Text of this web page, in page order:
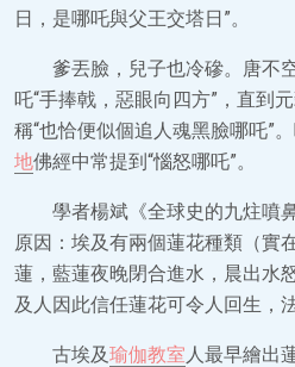
日，是哪吒與父王交塔日”。
爹丟臉，兒子也冷磣。唐不
吒“手捧戟，惡眼向四方”，直到
稱“也恰便似個追人魂黑臉哪吒”
地佛經中常提到“惱怒哪吒”。
學者楊斌《全球史的九炷噴
原因：埃及有兩個蓮花種類（實
蓮，藍蓮夜晚閉合進水，晨出水
及人因此信任蓮花可令人回生，
古埃及瑜伽教室人最早繪出